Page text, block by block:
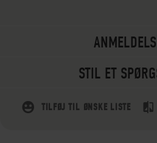
STIL ET
TILFØJ TIL ØNSKE LISTE